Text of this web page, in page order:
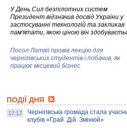
У День Сил безпілотних систем
Президент відзначив досвід України у
застосуванні технологій та закликав
пам'ятати, якою ціною він
Посол Латвії провів лекцію для
чернігівських студентів і побачив, як
працює місцевий бізнес
колекцію про війну, емоції та тварин
ПОДІЇ ДНЯ
17:17
Чернігівська громада стала
клубів «Грай. Дій. Змінюй»